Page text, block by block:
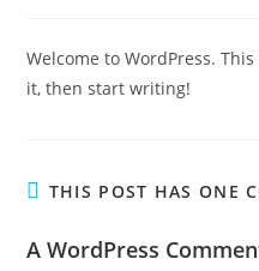
Welcome to WordPress.
it, then start writing!
THIS POST HAS ONE
A WordPress